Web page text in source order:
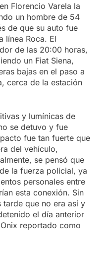
Florencio Varela la
un hombre de 54
de que su auto fue
línea Roca. El
de las 20:00 horas,
un Fiat Siena,
bajas en el paso a
cerca de la estación
y lumínicas de
se detuvo y fue
fue tan fuerte que
del vehículo,
se pensó que
la fuerza policial, ya
personales entre
esta conexión. Sin
que no era así y
el día anterior
reportado como